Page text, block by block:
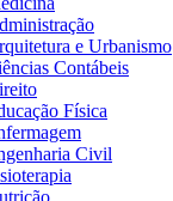
e Urbanismo
Contábeis
Física
Civil